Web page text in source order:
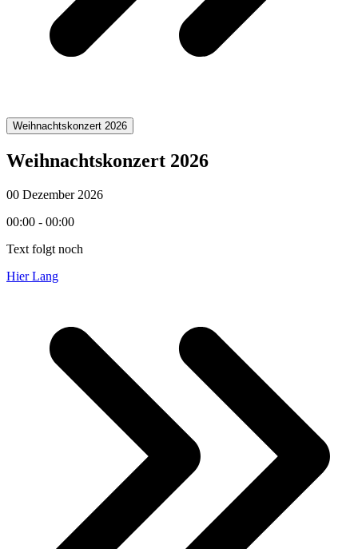
Weihnachtskonzert 2026
Weihnachtskonzert 2026
00 Dezember 2026
00:00 - 00:00
Text folgt noch
Hier Lang